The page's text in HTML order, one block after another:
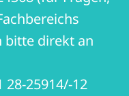
bitte direkt an
28-25914/-12